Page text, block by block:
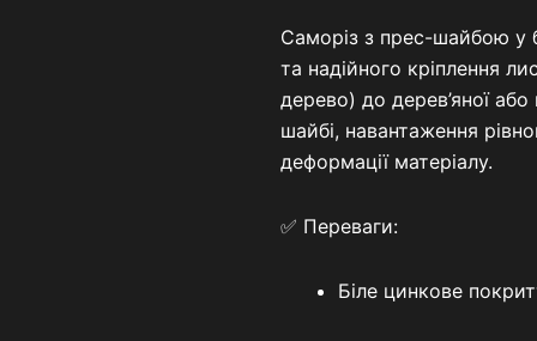
Саморіз з прес-шайбою у
та надійного кріплення
дерево) до дерев’яної
шайбі, навантаження
деформації матеріалу.
✅ Переваги:
Біле цинкове